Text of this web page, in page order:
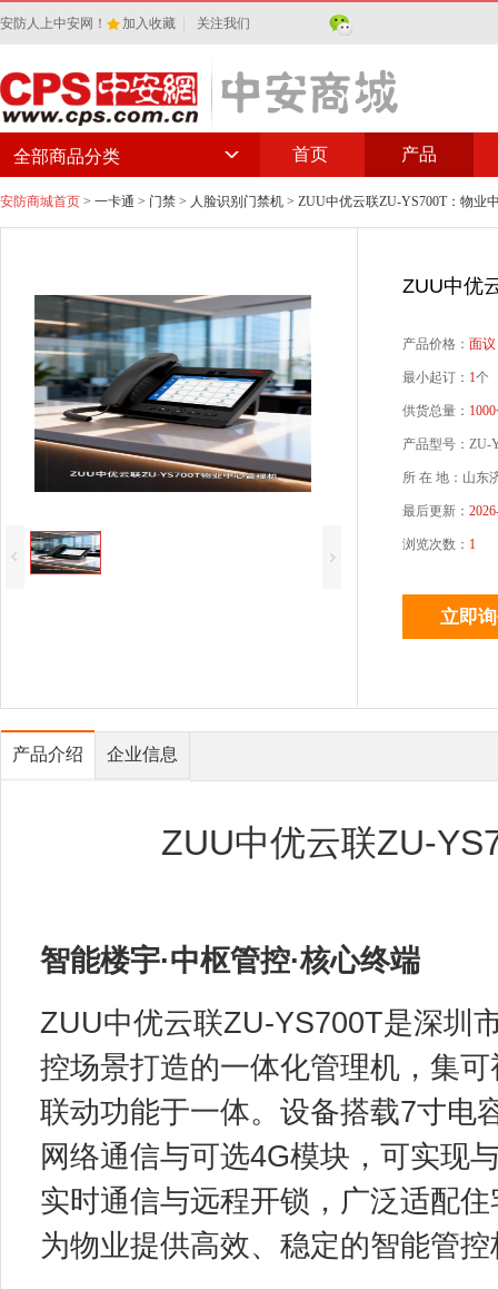
安防人上中安网！ 加入收藏 关注我们
首页 产品
全部商品分类
安防商城首页 > 一卡通 > 门禁 > 人脸识别门禁机 > ZUU中优云联ZU-YS700T：物业
ZUU中优
产品价格： 面议
最小起订： 1个
供货总量： 1000
产品型号：ZU-
所 在 地：山东
最后更新：
浏览次数： 1
产品介绍 企业信息
ZUU中优云联ZU-
智能楼宇·中枢管控·核心终端
ZUU中优云联ZU-YS700T是深圳
控场景打造的一体化管理机，集
联动功能于一体。设备搭载7寸电
网络通信与可选4G模块，可实现
实时通信与远程开锁，广泛适配
为物业提供高效、稳定的智能管